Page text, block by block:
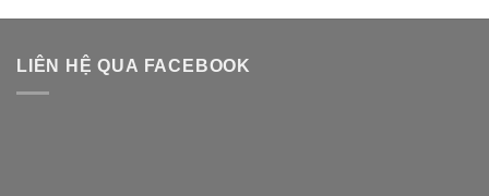
LIÊN HỆ QUA FACEBOOK